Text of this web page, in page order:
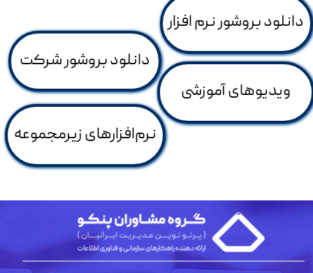
دانلود بروشور نرم افزار
دانلود بروشور شرکت
ویدیو‌های آموزشی
نرم‌افزارهای زیرمجموعه